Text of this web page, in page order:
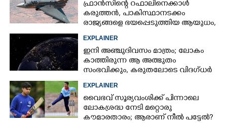
ഫ്രാൻസിന്റെ റഫാലിനെക്കാൾ
കരുത്തൻ,​ പാകിസ്ഥാനടക്കം
രാജ്യങ്ങളെ ഭയപ്പെടുത്തിയ ആയുധം,​
EXPLAINER
ഇനി അഞ്ചുദിവസം മാത്രം; ലോകം
കാത്തിരുന്ന ആ അത്ഭുതം
സംഭവിക്കും, കരുതലോടെ വിദഗ്ധർ
EXPLAINER
വൈഭവ് സൂര്യവംശിക്ക് പിന്നാലെ
ലോകശ്രദ്ധ നേടി മറ്റൊരു
കൗമാരതാരം; ആരാണ് നീൽ പട്ടേൽ?